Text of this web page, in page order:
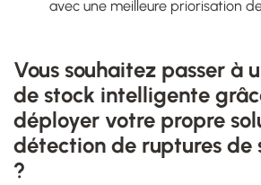
avec une meilleure priorisation
Vous souhaitez passer à
de stock intelligente
déployer votre propre
détection de ruptures de
?